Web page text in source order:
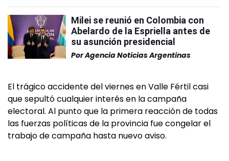
Milei se reunió en Colombia con
Abelardo de la Espriella antes de
su asunción presidencial
PorAgencia Noticias Argentinas
El trágico accidente del viernes en Valle Fértil casi
que sepultó cualquier interés en la campaña
electoral. Al punto que la primera reacción de todas
las fuerzas políticas de la provincia fue congelar el
trabajo de campaña hasta nuevo aviso.